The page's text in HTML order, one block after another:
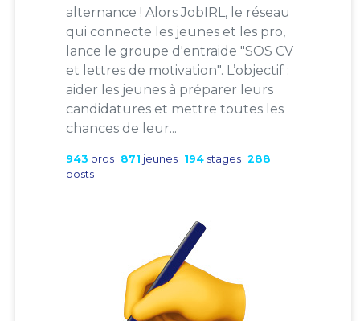
alternance ! Alors JobIRL, le réseau
qui connecte les jeunes et les pro,
lance le groupe d'entraide "SOS CV
et lettres de motivation". L’objectif :
aider les jeunes à préparer leurs
candidatures et mettre toutes les
chances de leur...
943 pros 871 jeunes 194 stages 288
posts